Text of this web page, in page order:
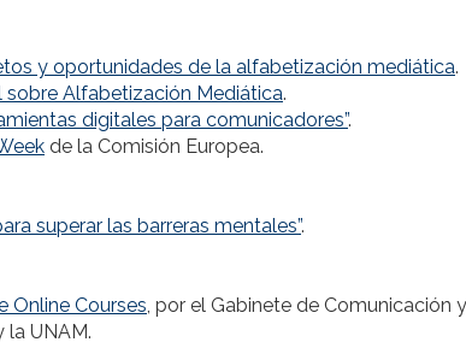
y oportunidades de la alfabetización mediática.
sobre Alfabetización Mediática.
digitales para comunicadores”.
de la Comisión Europea.
superar las barreras mentales”.
Online Courses, por el Gabinete de Comunicación
la UNAM.